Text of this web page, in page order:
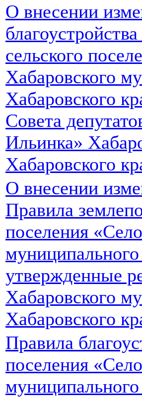
О внесении
сельского
Хабаровского
Хабаровского
Совета
Ильинка»
Хабаровского
О внесении
Правила
поселения
утвержденные
Хабаровского
Хабаровского
Правила
поселения